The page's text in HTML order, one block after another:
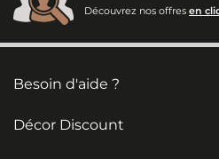
Découvrez nos offres en
Besoin d'aide ?
Décor Discount